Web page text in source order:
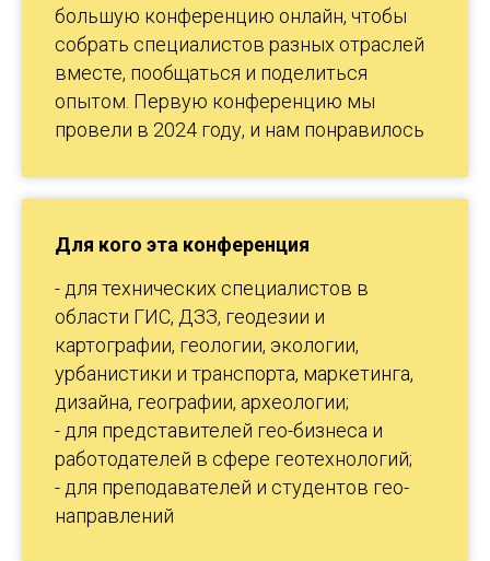
большую конференцию онлайн, чтобы
собрать специалистов разных отраслей
вместе, пообщаться и поделиться
опытом. Первую конференцию мы
провели в 2024 году, и нам понравилось
Для кого эта конференция
- для технических специалистов в
области ГИС, ДЗЗ, геодезии и
картографии, геологии, экологии,
урбанистики и транспорта, маркетинга,
дизайна, географии, археологии;
- для представителей гео-бизнеса и
работодателей в сфере геотехнологий;
- для преподавателей и студентов гео-
направлений